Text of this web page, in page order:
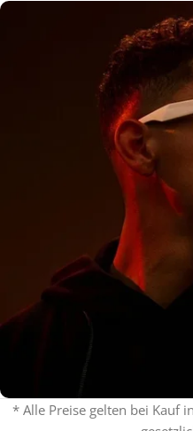
* Alle Preise gelten bei Kauf